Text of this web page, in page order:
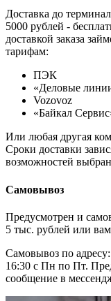
Доставка до
5000 рублей -
доставкой заказа
тарифам:
ПЭК
«Деловые
Vozovoz
«Байкал
Или любая другая
Сроки доставки
возможностей
Самовывоз
Предусмотрен и
5 тыс. рублей или
Самовывоз по
16:30 с Пн по Пт.
сообщение в